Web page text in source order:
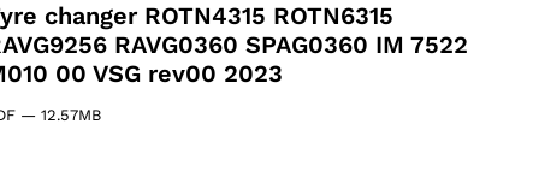
changer ROTN4315 ROTN6315
RAVG0360 SPAG0360 IM 7522
00 VSG rev00 2023
— 12.57MB